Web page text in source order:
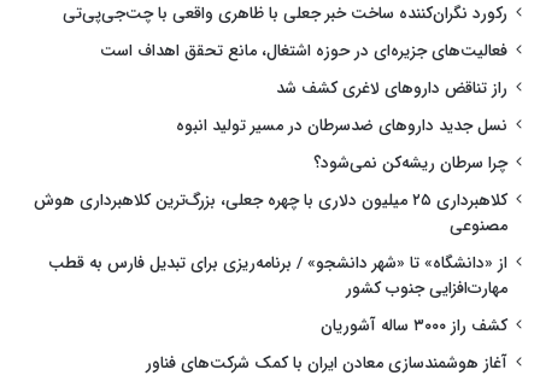
رکورد نگران‌کننده ساخت خبر جعلی با ظاهری واقعی با چت‌جی‌پی‌تی
فعالیت‌های جزیره‌ای در حوزه اشتغال، مانع تحقق اهداف است
راز تناقض داروهای لاغری کشف شد
نسل جدید داروهای ضدسرطان در مسیر تولید انبوه
چرا سرطان ریشه‌کن نمی‌شود؟
کلاهبرداری ۲۵ میلیون دلاری با چهره جعلی، بزرگ‌ترین کلاهبرداری هوش
مصنوعی
از «دانشگاه» تا «شهر دانشجو» / برنامه‌ریزی برای تبدیل فارس به قطب
مهارت‌افزایی جنوب کشور
کشف راز ۳۰۰۰ ساله آشوریان
آغاز هوشمندسازی معادن ایران با کمک شرکت‌های فناور